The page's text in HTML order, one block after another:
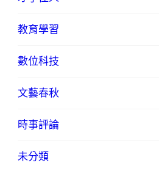
教育學習
數位科技
文藝春秋
時事評論
未分類